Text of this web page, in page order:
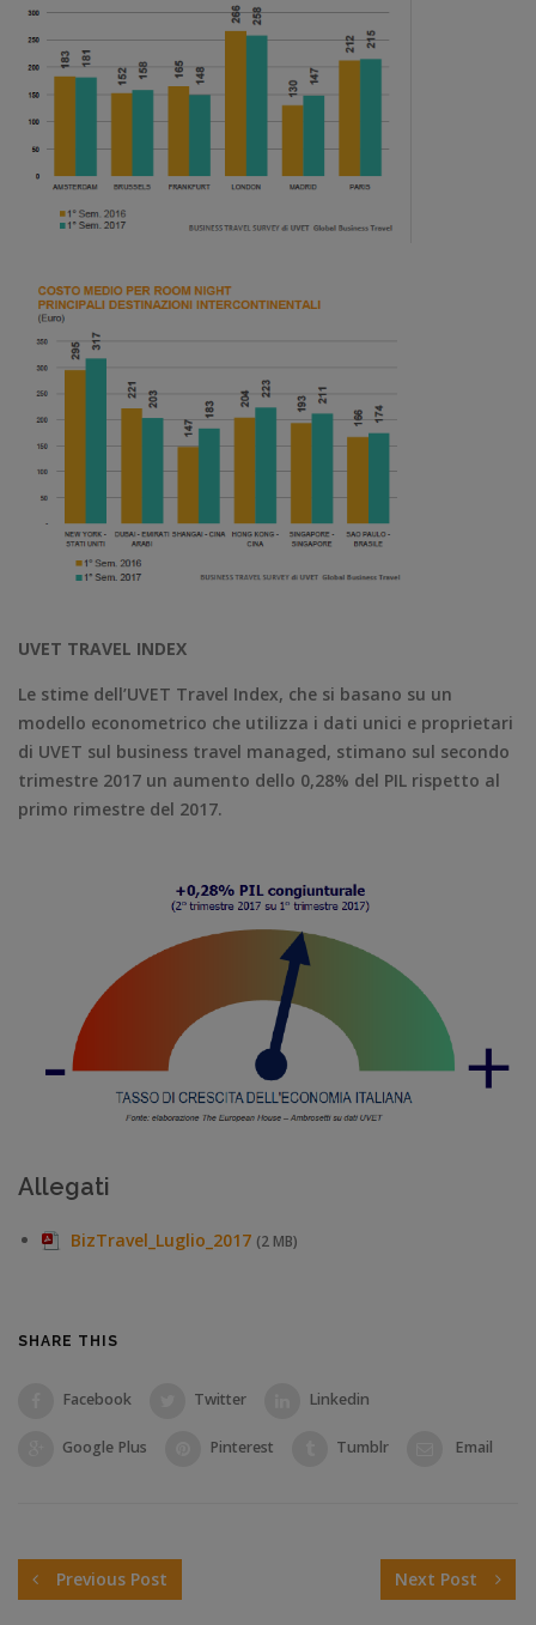
UVET TRAVEL INDEX
Le stime dell’UVET Travel Index, che si basano su un
modello econometrico che utilizza i dati unici e proprietari
di UVET sul business travel managed, stimano sul secondo
trimestre 2017 un aumento dello 0,28% del PIL rispetto al
primo rimestre del 2017.
Allegati
BizTravel_Luglio_2017 (2 MB)
SHARE THIS
Facebook Twitter Linkedin
Google Plus Pinterest Tumblr Email
Previous Post Next Post